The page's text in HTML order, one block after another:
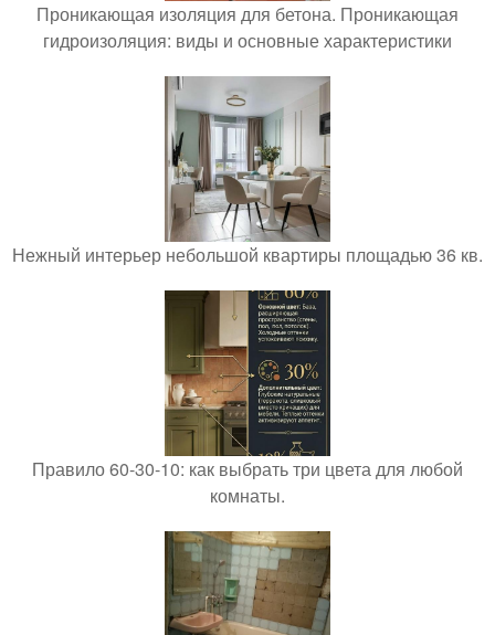
Проникающая изоляция для бетона. Проникающая
гидроизоляция: виды и основные характеристики
Нежный интерьер небольшой квартиры площадью 36 кв.
Правило 60-30-10: как выбрать три цвета для любой
комнаты.